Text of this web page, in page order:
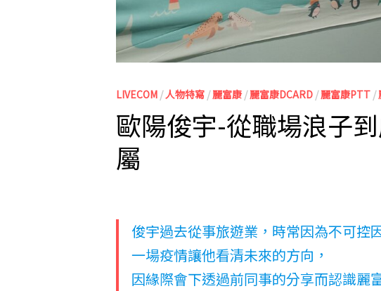
LIVECOM /人物特寫 /麗富康/麗富康DCARD /麗富康PTT /
歐陽俊宇-從職場浪子
屬
俊宇過去從事旅遊業，時常因為不可控
一場疫情讓他看清未來的方向，
因緣際會下透過前同事的分享而認識麗